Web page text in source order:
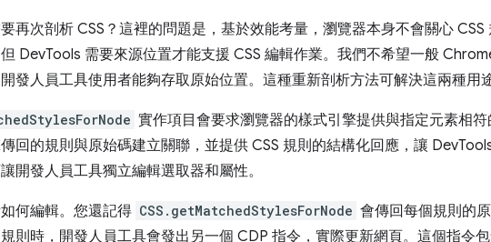
再次剖析 CSS？這裡的問題是，基於效能考量，瀏覽器本身不會關心
DevTools 需要來源位置才能支援 CSS 編輯作業。我們不希望一般
發人員工具使用者能夠存取原始位置。這種重新剖析方法可解決這兩種用
實作項目會要求瀏覽器的樣式引擎提供與指定元素相符
回的規則與原始碼建立關聯，並提供 CSS 規則的結構化回應，讓
開發人員工具獨立編輯選取器和屬性。
何編輯。您還記得 CSS.getMatchedStylesForNode 會傳回每個規則的
則時，開發人員工具會發出另一個 CDP 指令，實際更新網頁。這個指令